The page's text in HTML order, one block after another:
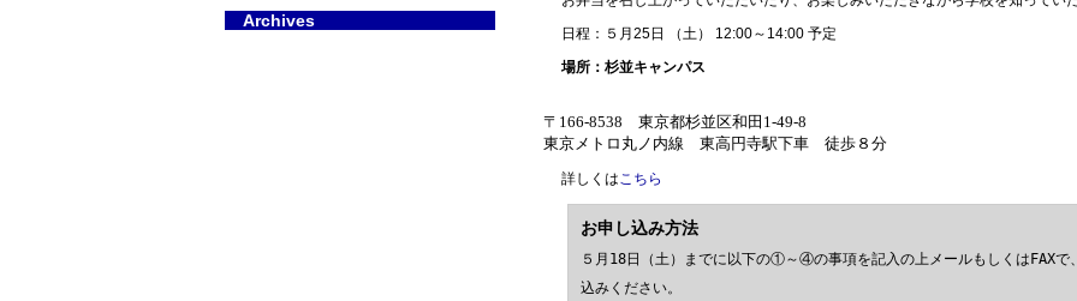
Archives
日程：５月25日 （土） 12:00～14:00 予定
場所：杉並キャンパス
〒166-8538 東京都杉並区和田1-49-8
東京メトロ丸ノ内線 東高円寺駅下車 徒歩８分
詳しくは こちら
お申し込み方法
５月18日（土）までに以下の①～④の事項を記入の上メールもしくはFAXで
込みください。